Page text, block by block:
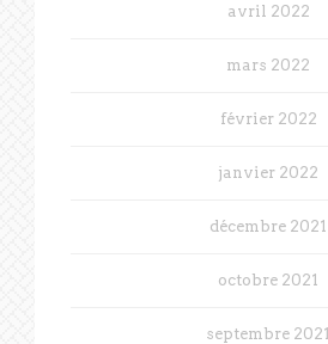
avril 2022
mars 2022
février 2022
janvier 2022
décembre 2021
octobre 2021
septembre 2021